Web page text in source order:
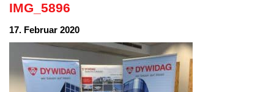
IMG_5896
17. Februar 2020